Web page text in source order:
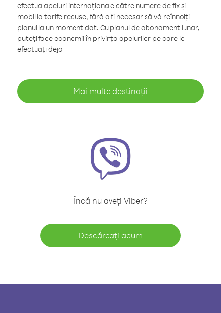
efectua apeluri internaționale către numere de fix și
mobil la tarife reduse, fără a fi necesar să vă reînnoiți
planul la un moment dat. Cu planul de abonament lunar,
puteți face economii în privința apelurilor pe care le
efectuați deja
Mai multe destinații
Încă nu aveți Viber?
Descărcați acum